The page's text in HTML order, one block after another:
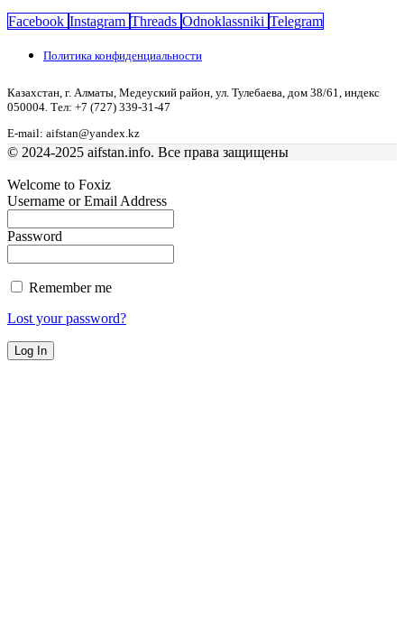
Facebook Instagram Threads Odnoklassniki Telegram
Политика конфиденциальности
Казахстан, г. Алматы, Медеуский район, ул. Тулебаева, дом 38/61, индекс
050004. Тел: +7 (727) 339-31-47
E-mail: aifstan@yandex.kz
© 2024-2025 aifstan.info. Все права защищены
Welcome to Foxiz
Username or Email Address
Password
Remember me
Lost your password?